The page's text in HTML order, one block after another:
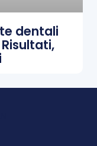
dentali